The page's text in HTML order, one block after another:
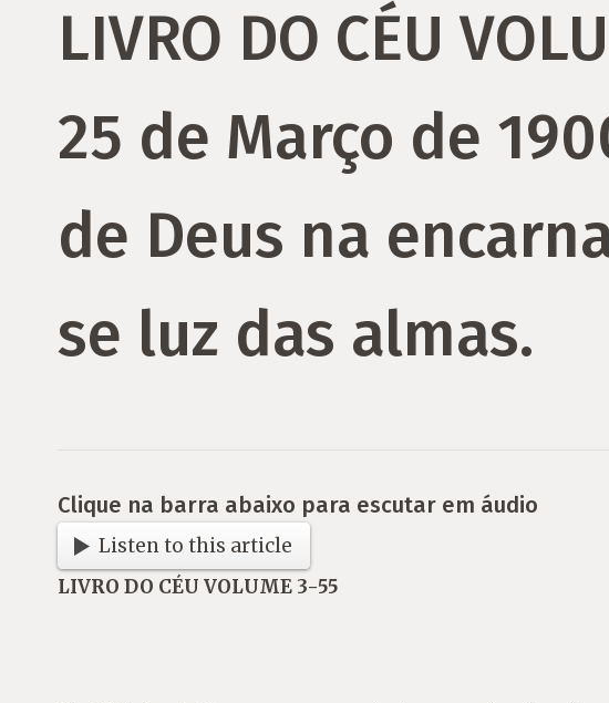
LIVRO DO CÉU
25 de Março de
de Deus na
se luz das almas.
Clique na barra abaixo para escutar em áudio
Listen to this article
LIVRO DO CÉU VOLUME 3-55